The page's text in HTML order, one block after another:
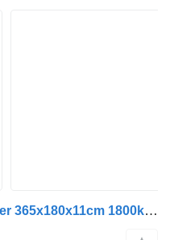
Blyss Daytona Autotransporter 365x180x11cm 1800kg zGG